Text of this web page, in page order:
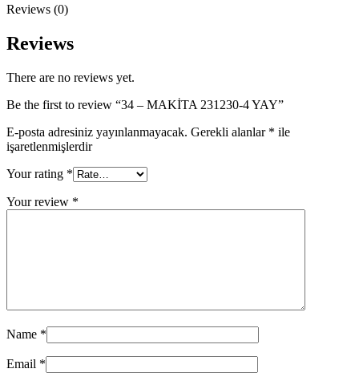
Reviews (0)
Reviews
There are no reviews yet.
Be the first to review “34 – MAKİTA 231230-4 YAY”
E-posta adresiniz yayınlanmayacak. Gerekli alanlar * ile
işaretlenmişlerdir
Your rating *
Your review *
Name *
Email *